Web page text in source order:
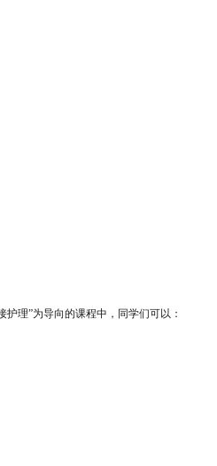
理”为导向的课程中，同学们可以：